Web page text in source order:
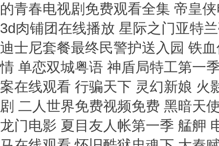
的青春电视剧免费观看全集 帝皇
3d肉铺团在线播放 星际之门亚特
迪士尼套餐最终民警护送入园 铁
情 单恋双城粤语 神盾局特工第一
案在线观看 行骗天下 灵幻新娘 火
剧 二人世界免费视频免费 黑暗天
龙门电影 夏目友人帐第一季 艋舺